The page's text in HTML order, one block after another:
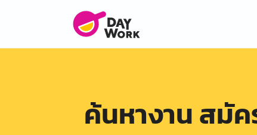
ค้นหางาน สมัค